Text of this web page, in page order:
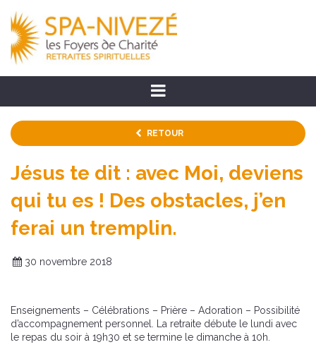
RETOUR
Jésus te dit : avec Moi, deviens
qui tu es ! Des obstacles, j’en
ferai un tremplin.
30 novembre 2018
Enseignements – Célébrations – Prière – Adoration – Possibilité
d’accompagnement personnel. La retraite débute le lundi avec
le repas du soir à 19h30 et se termine le dimanche à 10h.